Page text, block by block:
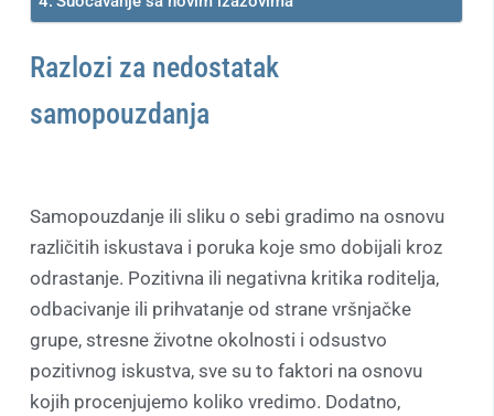
Razlozi za nedostatak
samopouzdanja
Samopouzdanje ili sliku o sebi gradimo na osnovu
različitih iskustava i poruka koje smo dobijali kroz
odrastanje. Pozitivna ili negativna kritika roditelja,
odbacivanje ili prihvatanje od strane vršnjačke
grupe, stresne životne okolnosti i odsustvo
pozitivnog iskustva, sve su to faktori na osnovu
kojih procenjujemo koliko vredimo. Dodatno,